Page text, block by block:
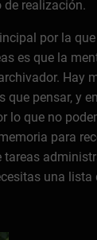
de realización.
por la
es que la
Hay
que pensar, y
lo que no
para
tareas
una lista
buena lista de